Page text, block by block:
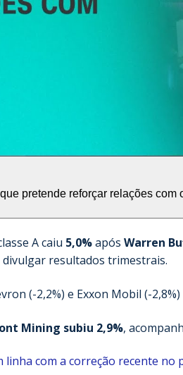
pretende reforçar relações
A caiu 5,0%após Warren
divulgar resultados trimestrais.
(-2,2%) e Exxon Mobil (-
Mining subiu 2,9%,
linha com a correção recente no